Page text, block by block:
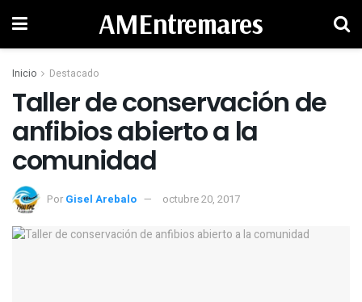
AMEntremares
Inicio Destacado
Taller de conservación de
anfibios abierto a la
comunidad
Por Gisel Arebalo octubre 20, 2017